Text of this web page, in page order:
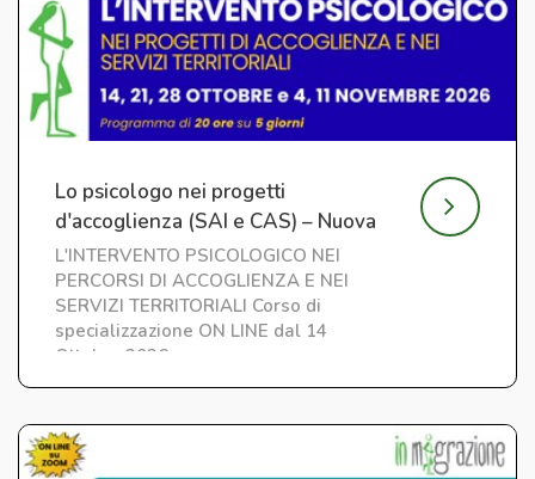
Lo psicologo nei progetti
d'accoglienza (SAI e CAS) – Nuova
edizione
L'INTERVENTO PSICOLOGICO NEI
PERCORSI DI ACCOGLIENZA E NEI
SERVIZI TERRITORIALI Corso di
specializzazione ON LINE dal 14
Ottobre 2026